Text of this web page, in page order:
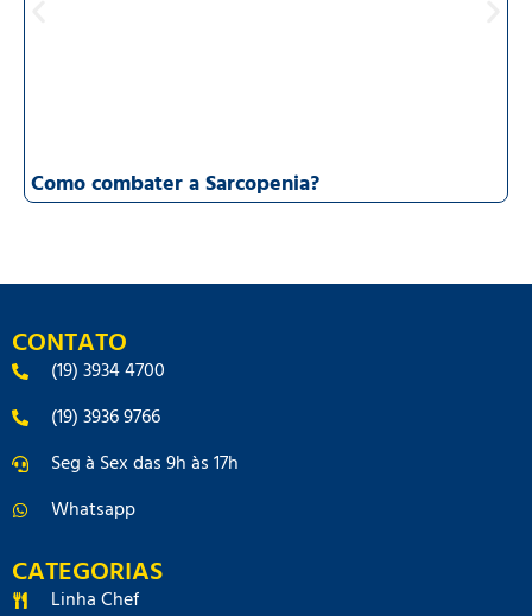
Como combater a Sarcopenia?
CONTATO
(19) 3934 4700
(19) 3936 9766
Seg à Sex das 9h às 17h
Whatsapp
CATEGORIAS
Linha Chef